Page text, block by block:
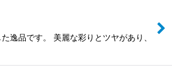
逸品です。 美麗な彩りとツヤがあり、